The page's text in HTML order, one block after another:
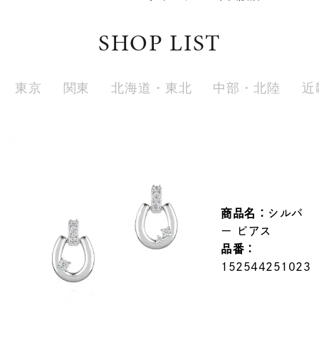
在庫ありのみ
SHOP LIST
東京 関東 北海道・東北 中部・北陸 近
商品名： シルバ
ー ピアス
品番：
152544251023